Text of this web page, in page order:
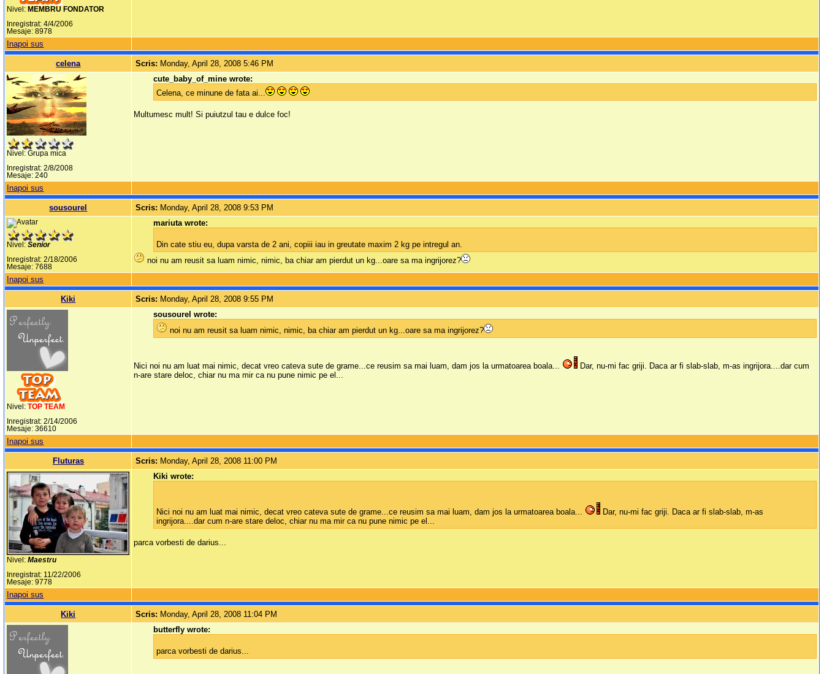
Nivel: MEMBRU FONDATOR
Inregistrat: 4/4/2006
Mesaje: 8978
Inapoi sus
celena Scris: Monday, April 28, 2008 5:46 PM
Nivel: Grupa mica
Inregistrat: 2/8/2008
Mesaje: 240
cute_baby_of_mine wrote:
Celena, ce minune de fata ai...
Multumesc mult! Si puiutzul tau e dulce foc!
Inapoi sus
sousourel Scris: Monday, April 28, 2008 9:53 PM
Nivel:Senior
Inregistrat: 2/18/2006
Mesaje: 7688
mariuta wrote:
Din cate stiu eu, dupa varsta de 2 ani, copiii iau in greutate maxim 2 kg pe intregul an.
noi nu am reusit sa luam nimic, nimic, ba chiar am pierdut un kg...oare sa ma ingrijorez?
Inapoi sus
Kiki Scris: Monday, April 28, 2008 9:55 PM
Nivel:TOP TEAM
Inregistrat: 2/14/2006
Mesaje: 36610
sousourel wrote:
noi nu am reusit sa luam nimic, nimic, ba chiar am pierdut un kg...oare sa ma ingrijorez?
Nici noi nu am luat mai nimic, decat vreo cateva sute de grame...ce reusim sa mai luam, dam jos la urmatoarea boala...
Dar, nu-mi fac griji. Daca ar fi slab-slab, m-as ingrijora....dar cum
n-are stare deloc, chiar nu ma mir ca nu pune nimic pe el...
Inapoi sus
Fluturas Scris: Monday, April 28, 2008 11:00 PM
Nivel:Maestru
Inregistrat: 11/22/2006
Mesaje: 9778
Kiki wrote:
Nici noi nu am luat mai nimic, decat vreo cateva sute de grame...ce reusim sa mai luam, dam jos la urmatoarea boala...
Dar, nu-mi fac griji. Daca ar fi slab-slab, m-as
ingrijora....dar cum n-are stare deloc, chiar nu ma mir ca nu pune nimic pe el...
parca vorbesti de darius...
Inapoi sus
Kiki Scris: Monday, April 28, 2008 11:04 PM
butterfly wrote:
parca vorbesti de darius...